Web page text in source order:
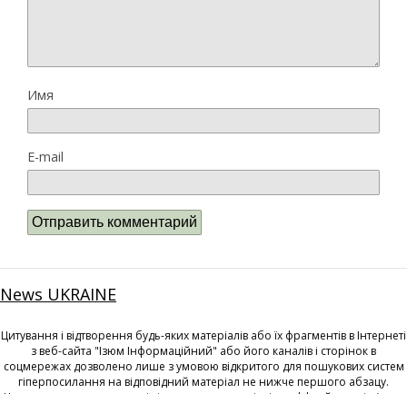
Имя
E-mail
News UKRAINE
Цитування і відтворення будь-яких матеріалів або їх фрагментів в Інтернеті
з веб-сайта "Ізюм Інформаційний" або його каналів і сторінок в
соцмережах дозволено лише з умовою відкритого для пошукових систем
гіперпосилання на відповідний матеріал не нижче першого абзацу.